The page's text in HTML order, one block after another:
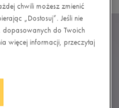
chwili możesz zmienić
„Dostosuj”. Jeśli nie
dopasowanych do Twoich
więcej informacji, przeczytaj